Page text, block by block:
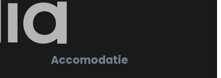
Accomodatie